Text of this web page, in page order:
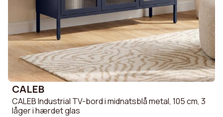
CALEB
CALEB Industrial TV-bord i midnatsblå metal, 105 cm, 3
låger i hærdet glas